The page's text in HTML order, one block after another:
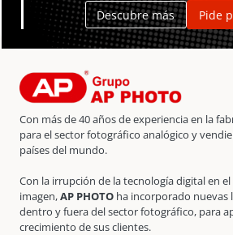
Descubre más Pide
Con más de 40 años de experiencia en la
para el sector fotográfico analógico y
países del mundo.
Con la irrupción de la tecnología digital en
imagen,AP PHOTO ha incorporado nuevas
dentro y fuera del sector fotográfico, para
crecimiento de sus clientes.